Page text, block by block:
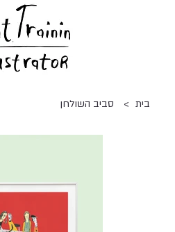
בית > סביב השולחן